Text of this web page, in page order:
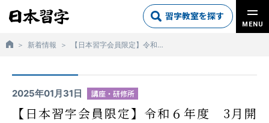
習字教室を探す
MENU
新着情報 【日本習字会員限定】令和６年度 3月開催 講座のご案内
2025年01月31日 講座・研修所
【日本習字会員限定】令和６年度 3月開